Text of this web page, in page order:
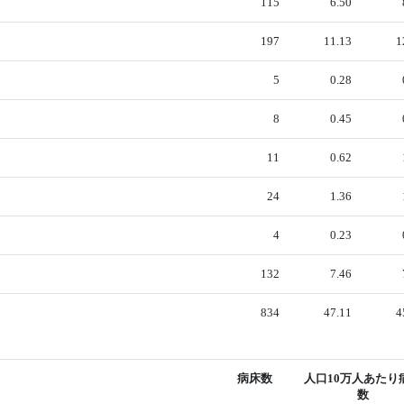
197 11.13
5 0.28
8 0.45
11 0.62
24 1.36
4 0.23
132 7.46
834 47.11
病床数
人口10万人あたり
数